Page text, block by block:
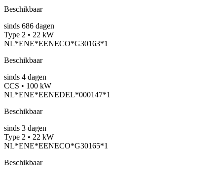
Beschikbaar
sinds 686 dagen
Type 2 • 22 kW
NL*ENE*EENECO*G30163*1
Beschikbaar
sinds 4 dagen
CCS • 100 kW
NL*ENE*EENEDEL*000147*1
Beschikbaar
sinds 3 dagen
Type 2 • 22 kW
NL*ENE*EENECO*G30165*1
Beschikbaar